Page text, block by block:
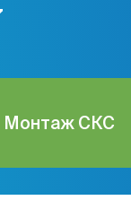
Монтаж СКС